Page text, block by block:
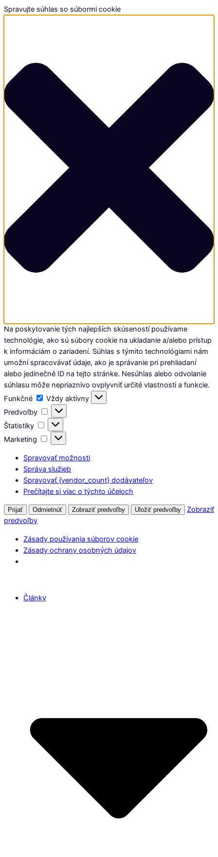
Spravujte súhlas so súbormi cookie
Na poskytovanie tých najlepších skúseností používame
technológie, ako sú súbory cookie na ukladanie a/alebo prístup
k informáciám o zariadení. Súhlas s týmito technológiami nám
umožní spracovávať údaje, ako je správanie pri prehliadaní
alebo jedinečné ID na tejto stránke. Nesúhlas alebo odvolanie
súhlasu môže nepriaznivo ovplyvniť určité vlastnosti a funkcie.
Funkčné
Funkčné
Vždy aktívny
Predvoľby
Predvoľby
Štatistiky
Štatistiky
Marketing
Marketing
Spravovať možnosti
Správa služieb
Spravovať {vendor_count} dodávateľov
Prečítajte si viac o týchto účeloch
Prijať Odmietnúť Zobraziť predvoľby Uložiť predvoľby
Zobraziť
predvoľby
Zásady používania súborov cookie
Zásady ochrany osobných údajov
Články